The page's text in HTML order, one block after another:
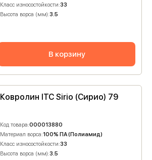
Класс износостойкости:33
Высота ворса (мм):3.5
В корзину
Ковролин ITC Sirio (Сирио) 79
Код товара:000013880
Материал ворса:100% ПА (Полиамид)
Класс износостойкости:33
Высота ворса (мм):3.5